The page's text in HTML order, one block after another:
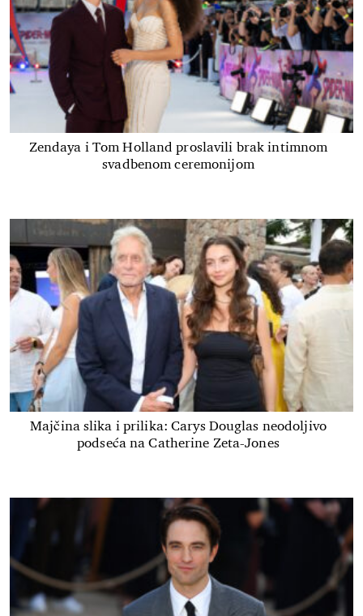
Zendaya i Tom Holland proslavili brak intimnom
svadbenom ceremonijom
Majčina slika i prilika: Carys Douglas neodoljivo
podseća na Catherine Zeta-Jones